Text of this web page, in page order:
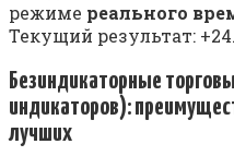
режиме реального
Текущий результат:
Безиндикаторные
индикаторов):
лучших